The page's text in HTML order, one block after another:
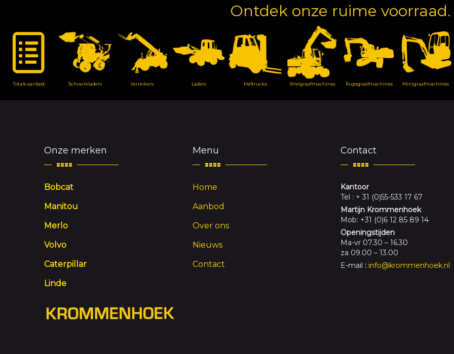
Ontdek onze ruime voorraad.
Totale aanbod Schrankladers Verreikers Laders Heftrucks Wielgraafmachines Rupsgraafmachines Minigraafmachines
Onze merken
Bobcat
Manitou
Merlo
Volvo
Caterpillar
Linde
Menu
Home
Aanbod
Over ons
Nieuws
Contact
Contact
Kantoor
Tel : + 31 (0)55-533 17 67
Martijn Krommenhoek
Mob: +31 (0)6 12 85 89 14
Openingstijden
Ma-vr 07.30 – 16.30
za 09.00 – 13.00
E-mail : info@krommenhoek.nl